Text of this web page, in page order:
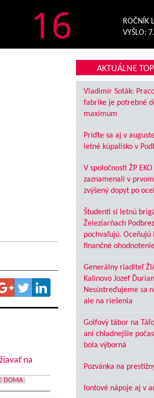
16
ROČNÍK
VYŠLO:
na
DOMA
AKTUÁLNE
Vladimír Soták:
fabrike je potrebné
maximum
Príďte sa aj v
letné kúpalisko v
V spoločnosti ŽP EKO
zaznamenali v
zvýšený dopyt po
Študenti si letnú
Železiarňach
pochvaľujú. Oceňujú
finančné
Generálny riaditeľ
Kalinovo Jozef
Nesústreďujeme sa
ale na riešenia
Golfový tábor na
ani chladnejšie
bola výborná
Pozvánka na
Iontové nápoje aj v